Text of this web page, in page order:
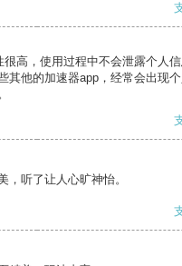
高，使用过程中不会泄露个人
其他的加速器app，经常会出现
，听了让人心旷神怡。